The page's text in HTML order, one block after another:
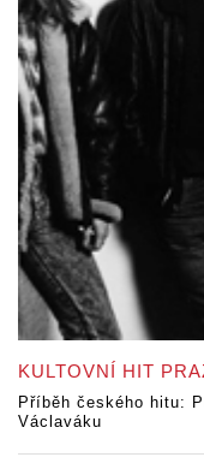
KULTOVNÍ HIT
Příběh českého hitu:
Václaváku